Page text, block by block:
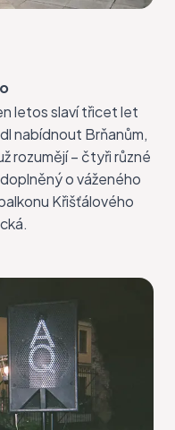
letos slaví třicet let
nabídnout Brňanům,
rozumějí – čtyři různé
o váženého
Křišťálového